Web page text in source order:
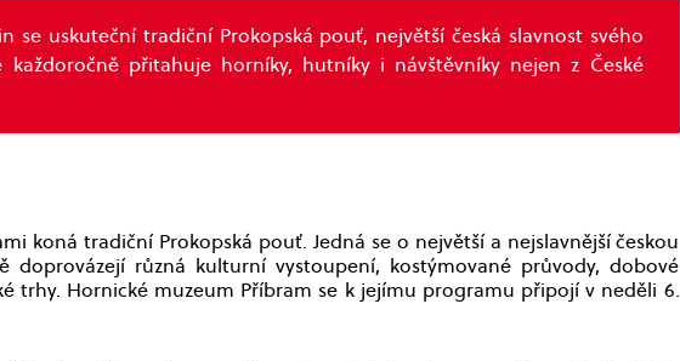
se uskuteční tradiční Prokopská pouť, největší česká slavnost svého
každoročně přitahuje horníky, hutníky i návštěvníky nejen z České
koná tradiční Prokopská pouť. Jedná se o největší a nejslavnější českou
doprovázejí různá kulturní vystoupení, kostýmované průvody, dobové
trhy. Hornické muzeum Příbram se k jejímu programu připojí v neděli 6.